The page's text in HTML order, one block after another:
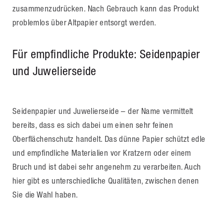
zusammenzudrücken. Nach Gebrauch kann das Produkt
problemlos über Altpapier entsorgt werden.
Für empfindliche Produkte: Seidenpapier
und Juwelierseide
Seidenpapier und Juwelierseide – der Name vermittelt
bereits, dass es sich dabei um einen sehr feinen
Oberflächenschutz handelt. Das dünne Papier schützt edle
und empfindliche Materialien vor Kratzern oder einem
Bruch und ist dabei sehr angenehm zu verarbeiten. Auch
hier gibt es unterschiedliche Qualitäten, zwischen denen
Sie die Wahl haben.